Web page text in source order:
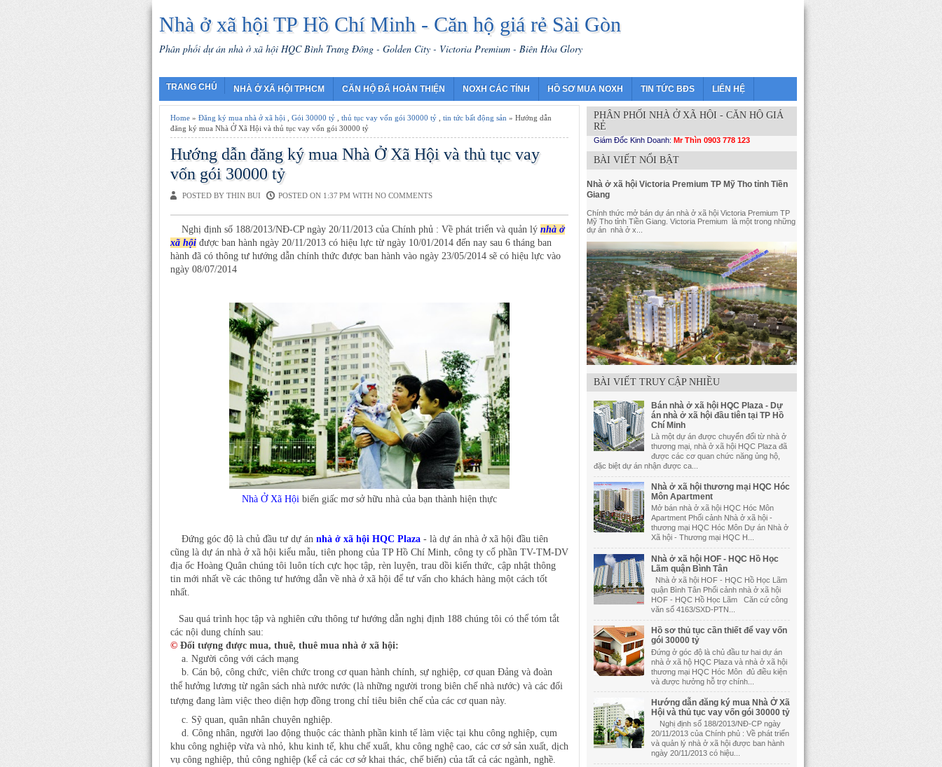
Nhà ở xã hội TP Hồ Chí Minh - Căn hộ giá rẻ Sài Gòn
Phân phối dự án nhà ở xã hội HQC Bình Trưng Đông - Golden City - Victoria Premium - Biên Hòa Glory
TRANG CHỦ NHÀ Ở XÃ HỘI TPHCM CĂN HỘ ĐÃ HOÀN THIỆN NOXH CÁC TỈNH HỒ SƠ MUA NOXH TIN TỨC BĐS LIÊN HỆ
Home » Đăng ký mua nhà ở xã hội Gói 30000 tỷ thủ tục vay vốn gói 30000 tỷ tin tức bất động sản » Hướng dẫn
đăng ký mua Nhà Ở Xã Hội và thủ tục vay vốn gói 30000 tỷ
Hướng dẫn đăng ký mua Nhà Ở Xã Hội và thủ tục vay
vốn gói 30000 tỷ
POSTED BY THIN BUI POSTED ON 1:37 PM WITH NO COMMENTS
Nghị định số 188/2013/NĐ-CP ngày 20/11/2013 của Chính phủ : Về phát triển và quản lý nhà ở
xã hội được ban hành ngày 20/11/2013 có hiệu lực từ ngày 10/01/2014 đến nay sau 6 tháng ban
hành đã có thông tư hướng dẫn chính thức được ban hành vào ngày 23/05/2014 sẽ có hiệu lực vào
ngày 08/07/2014
Nhà Ở Xã Hội biến giấc mơ sở hữu nhà của bạn thành hiện thực
Đứng góc độ là chủ đầu tư dự án nhà ở xã hội HQC Plaza - là dự án nhà ở xã hội đầu tiên
cũng là dự án nhà ở xã hội kiểu mẫu, tiên phong của TP Hồ Chí Minh, công ty cổ phần TV-TM-DV
địa ốc Hoàng Quân chúng tôi luôn tích cực học tập, rèn luyện, trau dồi kiến thức, cập nhật thông
tin mới nhất về các thông tư hướng dẫn về nhà ở xã hội để tư vấn cho khách hàng một cách tốt
nhất.
Sau quá trình học tập và nghiên cứu thông tư hướng dẫn nghị định 188 chúng tôi có thể tóm tắt
các nội dung chính sau:
© Đối tượng được mua, thuê, thuê mua nhà ở xã hội:
a. Người công với cách mạng
b. Cán bộ, công chức, viên chức trong cơ quan hành chính, sự nghiệp, cơ quan Đảng và đoàn
thể hưởng lương từ ngân sách nhà nước nước (là những người trong biên chế nhà nước) và các đối
tượng đang làm việc theo diện hợp đồng trong chỉ tiêu biên chế của các cơ quan này.
c. Sỹ quan, quân nhân chuyên nghiệp.
d. Công nhân, người lao động thuộc các thành phần kinh tế làm việc tại khu công nghiệp, cụm
khu công nghiệp vừa và nhỏ, khu kinh tế, khu chế xuất, khu công nghệ cao, các cơ sở sản xuất, dịch
vụ công nghiệp, thủ công nghiệp (kể cả các cơ sở khai thác, chế biến) của tất cả các ngành, nghề.
PHÂN PHỐI NHÀ Ở XÃ HỘI - CĂN HỘ GIÁ
RẺ
Giám Đốc Kinh Doanh: Mr Thìn 0903 778 123
BÀI VIẾT NỔI BẬT
Nhà ở xã hội Victoria Premium TP Mỹ Tho tỉnh Tiền
Giang
Chính thức mở bán dự án nhà ở xã hội Victoria Premium TP
Mỹ Tho tỉnh Tiền Giang. Victoria Premium là một trong những
dự án nhà ở x...
BÀI VIẾT TRUY CẬP NHIỀU
Bán nhà ở xã hội HQC Plaza - Dự
án nhà ở xã hội đầu tiên tại TP Hồ
Chí Minh
Là một dự án được chuyển đổi từ nhà ở
thương mại, nhà ở xã hội HQC Plaza đã
được các cơ quan chức năng ủng hộ,
đặc biệt dự án nhận được ca...
Nhà ở xã hội thương mại HQC Hóc
Môn Apartment
Mở bán nhà ở xã hội HQC Hóc Môn
Apartment Phối cảnh Nhà ở xã hội -
thương mại HQC Hóc Môn Dự án Nhà ở
Xã hội - Thương mại HQC H...
Nhà ở xã hội HOF - HQC Hồ Học
Lãm quận Bình Tân
Nhà ở xã hội HOF - HQC Hồ Học Lãm
quận Bình Tân Phối cảnh nhà ở xã hội
HOF - HQC Hồ Học Lãm Căn cứ công
văn số 4163/SXD-PTN...
Hồ sơ thủ tục cần thiết để vay vốn
gói 30000 tỷ
Đứng ở góc độ là chủ đầu tư hai dự án
nhà ở xã hộ HQC Plaza và nhà ở xã hội
thương mại HQC Hóc Môn đủ điều kiện
và được hưởng hỗ trợ chính...
Hướng dẫn đăng ký mua Nhà Ở Xã
Hội và thủ tục vay vốn gói 30000 tỷ
Nghị định số 188/2013/NĐ-CP ngày
20/11/2013 của Chính phủ : Về phát triển
và quản lý nhà ở xã hội được ban hành
ngày 20/11/2013 có hiệu...